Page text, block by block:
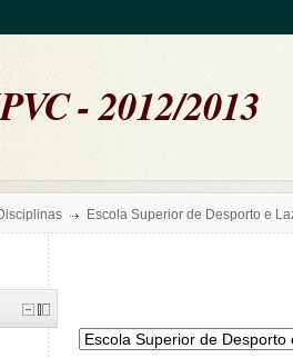
- 2012/2013
Escola Superior de Desporto e